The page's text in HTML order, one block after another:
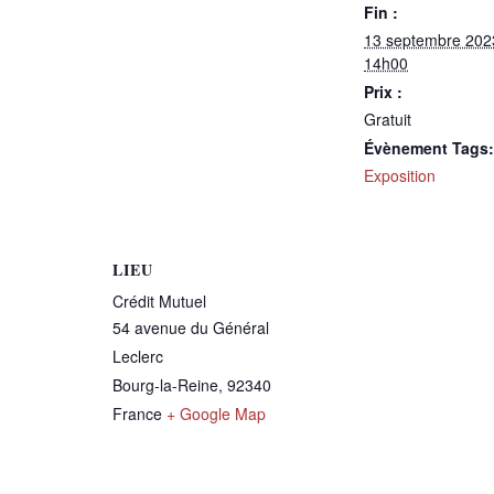
Fin :
13 septembre
14h00
Prix :
Gratuit
Évènement Tags:
Exposition
LIEU
Crédit Mutuel
54 avenue du Général
Leclerc
Bourg-la-Reine, 92340
France + Google Map